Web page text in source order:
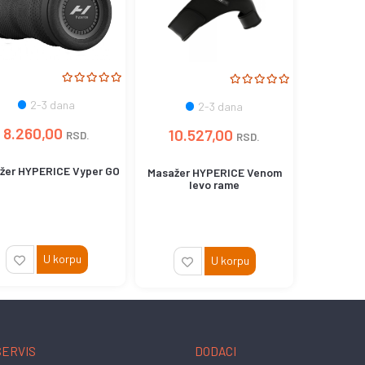
2-3 dana
8.260,00 RSD.
HYPERICE Vyper GO
U korpu
2-3 dana
10.527,00 RSD.
Masažer HYPERICE Venom
levo rame
U korpu
DODACI